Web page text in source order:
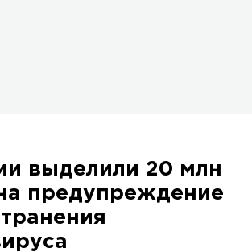
выделили 20 млн
предупреждение